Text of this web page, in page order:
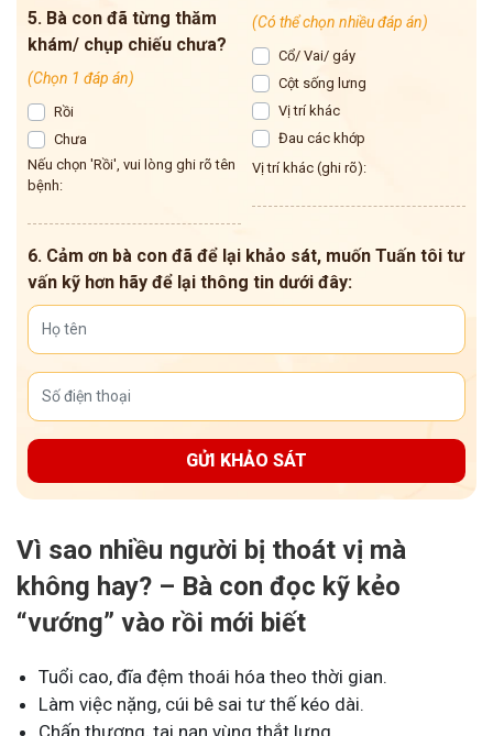
5. Bà con đã từng thăm
khám/ chụp chiếu chưa?
(Chọn 1 đáp án)
Rồi
Chưa
Nếu chọn 'Rồi', vui lòng ghi rõ tên
bệnh:
(Có thể chọn nhiều đáp án)
Cổ/ Vai/ gáy
Cột sống lưng
Vị trí khác
Đau các khớp
Vị trí khác (ghi rõ):
6. Cảm ơn bà con đã để lại khảo sát, muốn Tuấn tôi tư
vấn kỹ hơn hãy để lại thông tin dưới đây:
GỬI KHẢO SÁT
Vì sao nhiều người bị thoát vị mà
không hay? – Bà con đọc kỹ kẻo
“vướng” vào rồi mới biết
Tuổi cao, đĩa đệm thoái hóa theo thời gian.
Làm việc nặng, cúi bê sai tư thế kéo dài.
Chấn thương, tai nạn vùng thắt lưng.